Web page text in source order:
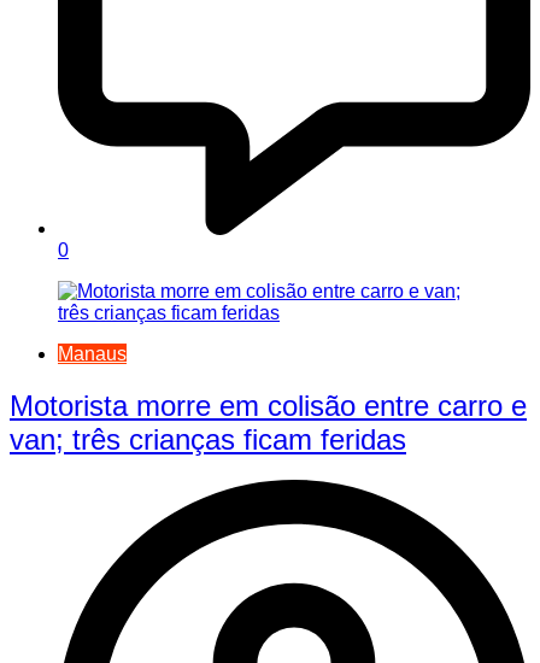
0
Manaus
Motorista morre em colisão entre carro e
van; três crianças ficam feridas